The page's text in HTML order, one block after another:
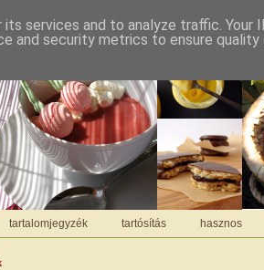
tartalomjegyzék tartósítás hasznos
services and to analyze traffic. Your
and security metrics to ensure